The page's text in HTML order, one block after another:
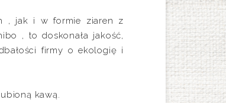
, jak i w formie ziaren z
, to doskonała jakość,
firmy o ekologię i
kawą.